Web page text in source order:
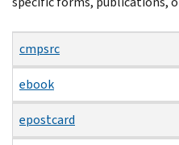
cmpsrc
ebook
epostcard